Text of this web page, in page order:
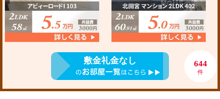
敷金礼金なし 644
件